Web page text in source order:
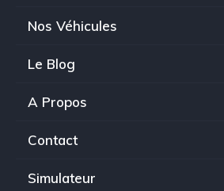
Nos Véhicules
Le Blog
A Propos
Contact
Simulateur